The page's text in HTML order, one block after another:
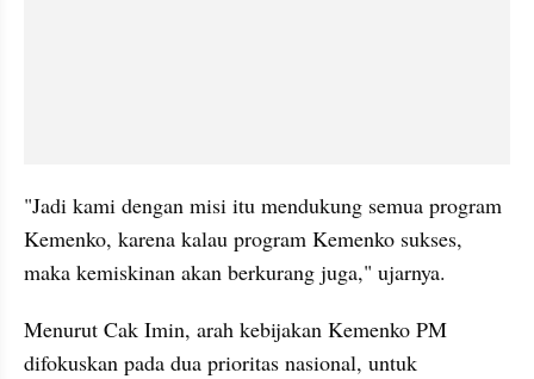
"Jadi kami dengan misi itu mendukung semua program
Kemenko, karena kalau program Kemenko sukses,
maka kemiskinan akan berkurang juga," ujarnya.
Menurut Cak Imin, arah kebijakan Kemenko PM
difokuskan pada dua prioritas nasional, untuk